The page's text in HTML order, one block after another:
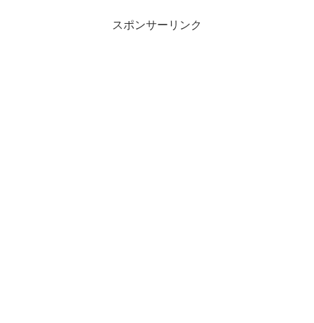
スポンサーリンク